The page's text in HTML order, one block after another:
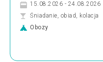
15.08.2026 - 24.08.2026
Śniadanie, obiad, kolacja
Obozy